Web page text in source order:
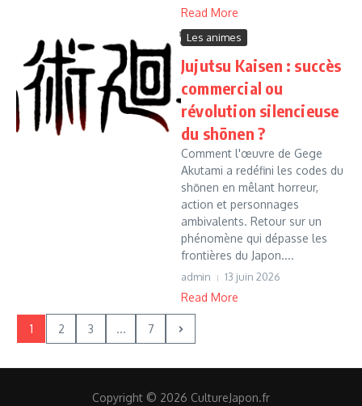
Read More
Les animes
Jujutsu Kaisen : succès
commercial ou
révolution silencieuse
du shōnen ?
Comment l'œuvre de Gege
Akutami a redéfini les codes du
shōnen en mêlant horreur,
action et personnages
ambivalents. Retour sur un
phénomène qui dépasse les
frontières du Japon....
admin 13 juin 2026
Read More
1 2 3 ... 7